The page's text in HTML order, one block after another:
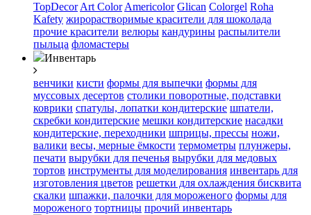
TopDecor Art Color Americolor Glican Colorgel Roha
Kafety жирорастворимые красители для шоколада
прочие красители велюры кандурины распылители
пыльца фломастеры
Инвентарь
венчики кисти формы для выпечки формы для
муссовых десертов столики поворотные, подставки
коврики cпатулы, лопатки кондитерские шпатели,
скребки кондитерские мешки кондитерские насадки
кондитерские, переходники шприцы, прессы ножи,
валики весы, мерные ёмкости термометры плунжеры,
печати вырубки для печенья вырубки для медовых
тортов инструменты для моделирования инвентарь для
изготовления цветов решетки для охлаждения бисквита
скалки шпажки, палочки для мороженого формы для
мороженого тортницы прочий инвентарь